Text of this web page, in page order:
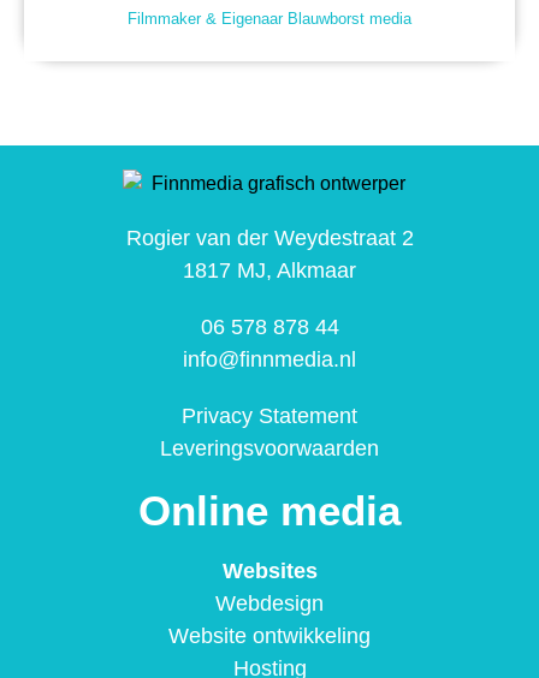
Filmmaker & Eigenaar Blauwborst media
Rogier van der Weydestraat 2
1817 MJ, Alkmaar
06 578 878 44
info@finnmedia.nl
Privacy Statement
Leveringsvoorwaarden
Online media
Websites
Webdesign
Website ontwikkeling
Hosting